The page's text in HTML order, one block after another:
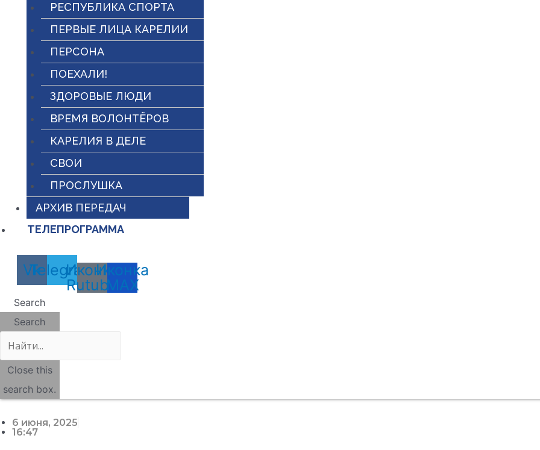
РЕСПУБЛИКА СПОРТА
ПЕРВЫЕ ЛИЦА КАРЕЛИИ
ПЕРСОНА
ПОЕХАЛИ!
ЗДОРОВЫЕ ЛЮДИ
ВРЕМЯ ВОЛОНТЁРОВ
КАРЕЛИЯ В ДЕЛЕ
СВОИ
ПРОСЛУШКА
АРХИВ ПЕРЕДАЧ
ТЕЛЕПРОГРАММА
Vk
Telegram
Иконка
Rutube
Иконка
MAX
Search
Search
Close this
search box.
6 июня, 2025
16:47